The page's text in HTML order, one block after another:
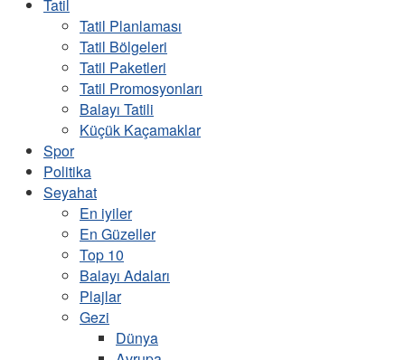
Tatil
Tatil Planlaması
Tatil Bölgeleri
Tatil Paketleri
Tatil Promosyonları
Balayı Tatili
Küçük Kaçamaklar
Spor
Politika
Seyahat
En iyiler
En Güzeller
Top 10
Balayı Adaları
Plajlar
Gezi
Dünya